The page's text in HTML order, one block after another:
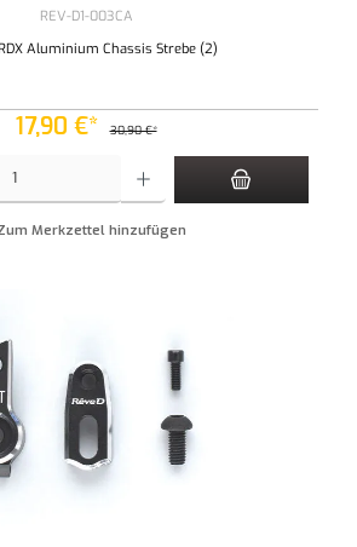
REV-D1-003CA
Aluminium Chassis Strebe (2)
17,90 €* 30,90 €*
Merkzettel hinzufügen